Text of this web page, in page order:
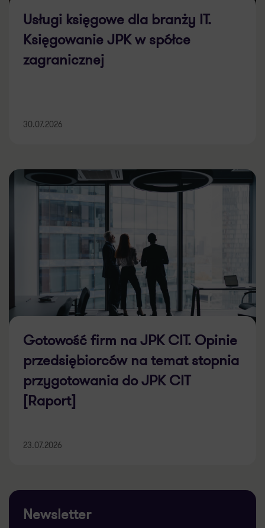
Usługi księgowe dla branży IT.
Księgowanie JPK w spółce
zagranicznej
Gotowość firm na JPK CIT. Opinie
przedsiębiorców na temat stopnia
przygotowania do JPK CIT
[Raport]